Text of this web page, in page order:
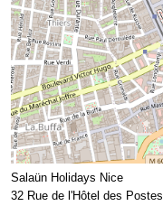
Salaün Holidays Nice
32 Rue de l'Hôtel des Postes